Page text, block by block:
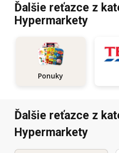
Ďalšie reťazce z
Hypermarkety
Ponuky
Ďalšie reťazce z
Hypermarkety